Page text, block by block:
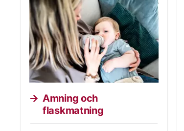
Amning och
flaskmatning